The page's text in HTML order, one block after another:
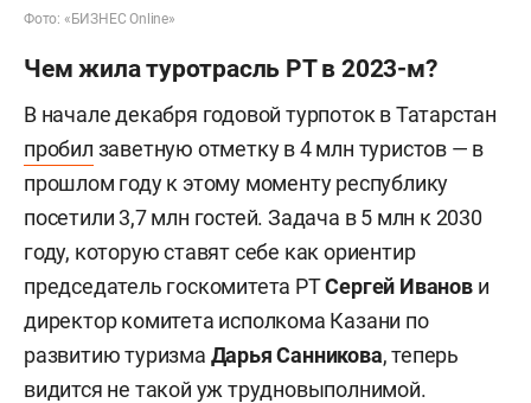
Фото: «БИЗНЕС Online»
Чем жила туротрасль РТ в 2023-м?
В начале декабря годовой турпоток в Татарстан
пробил заветную отметку в 4 млн туристов — в
прошлом году к этому моменту республику
посетили 3,7 млн гостей. Задача в 5 млн к 2030
году, которую ставят себе как ориентир
председатель госкомитета РТСергей Иванови
директор комитета исполкома Казани по
развитию туризма Дарья Санникова, теперь
видится не такой уж трудновыполнимой.